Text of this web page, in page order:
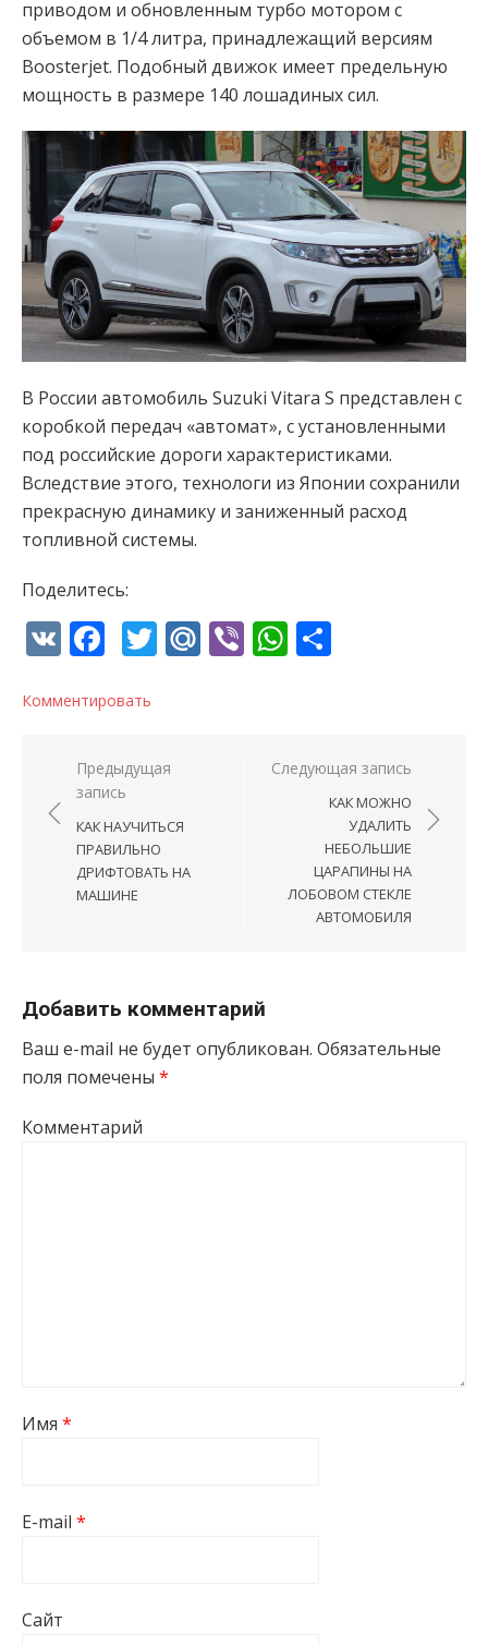
приводом и обновленным турбо мотором с
объемом в 1/4 литра, принадлежащий версиям
Boosterjet. Подобный движок имеет предельную
мощность в размере 140 лошадиных сил.
В России автомобиль Suzuki Vitara S представлен с
коробкой передач «автомат», с установленными
под российские дороги характеристиками.
Вследствие этого, технологи из Японии сохранили
прекрасную динамику и заниженный расход
топливной системы.
Поделитесь:
VK Facebook
Twitter
Mail.Ru
ViberWhatsApp
Комментировать
Навигация по записям
Предыдущая
запись
КАК НАУЧИТЬСЯ
ПРАВИЛЬНО
ДРИФТОВАТЬ НА
МАШИНЕ
Следующая запись
КАК МОЖНО
УДАЛИТЬ
НЕБОЛЬШИЕ
ЦАРАПИНЫ НА
ЛОБОВОМ СТЕКЛЕ
АВТОМОБИЛЯ
Добавить комментарий
Ваш e-mail не будет опубликован. Обязательные
поля помечены *
Комментарий
Имя *
E-mail *
Сайт